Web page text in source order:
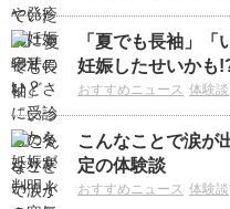
「夏でも長袖」
妊娠したせいかも
おすすめニュース 体験談
こんなことで涙が
定の体験談
おすすめニュース 体験談